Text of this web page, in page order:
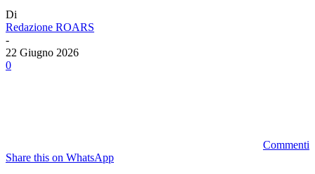
Di
Redazione ROARS
-
22 Giugno 2026
0
Commenti
Share this on WhatsApp